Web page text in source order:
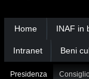
Home INAF in
Intranet Beni
Presidenza